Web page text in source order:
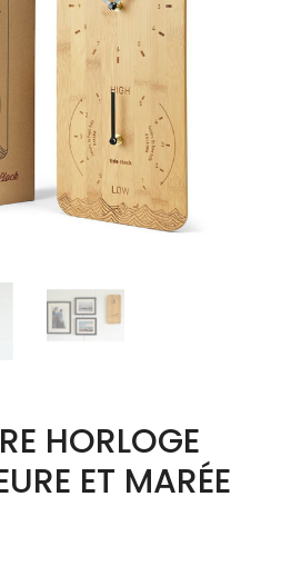
HORLOGE
ET MARÉE